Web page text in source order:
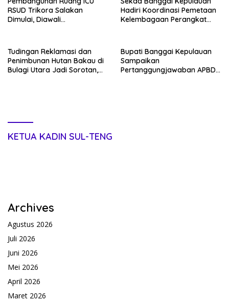
RSUD Trikora Salakan
Dimulai, Diawali
Hadiri Koordinasi Pemetaan
Kelembagaan Perangkat
Tudingan Reklamasi dan
Penimbunan Hutan Bakau di
Bulagi Utara Jadi Sorotan,
Bupati Banggai Kepulauan
Sampaikan
Pertanggungjawaban APBD
KETUA KADIN SUL-TENG
Archives
Agustus 2026
Juli 2026
Juni 2026
Mei 2026
April 2026
Maret 2026